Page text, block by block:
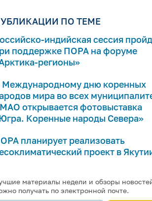
ПО ТЕМЕ
индийская сессия
поддержке ПОРА на форуме
регионы»
Международному дню коренных
мира во всех
открывается фотовыставка
Коренные народы Севера»
планирует реализовать
проект в
материалы недели и обзоры
получать по электронной почте.